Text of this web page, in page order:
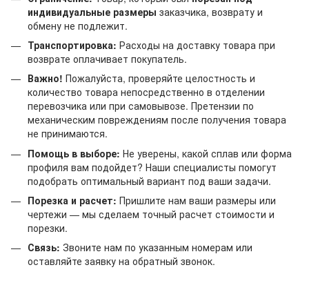
индивидуальные размеры заказчика, возврату и
обмену не подлежит.
Транспортировка: Расходы на доставку товара при
возврате оплачивает покупатель.
Важно! Пожалуйста, проверяйте целостность и
количество товара непосредственно в отделении
перевозчика или при самовывозе. Претензии по
механическим повреждениям после получения товара
не принимаются.
Помощь в выборе: Не уверены, какой сплав или форма
профиля вам подойдет? Наши специалисты помогут
подобрать оптимальный вариант под ваши задачи.
Порезка и расчет: Пришлите нам ваши размеры или
чертежи — мы сделаем точный расчет стоимости и
порезки.
Связь: Звоните нам по указанным номерам или
оставляйте заявку на обратный звонок.